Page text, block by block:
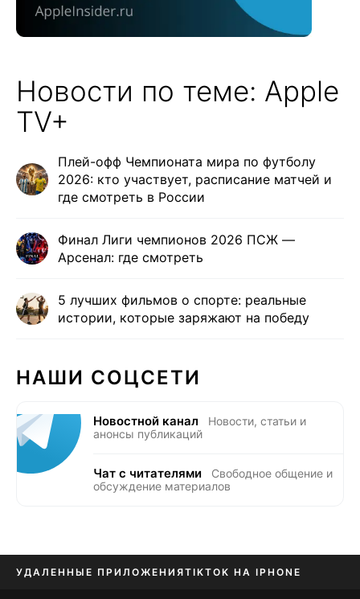
Новости по теме: Apple
TV+
Плей-офф Чемпионата мира по футболу
2026: кто участвует, расписание матчей и
где смотреть в России
Финал Лиги чемпионов 2026 ПСЖ —
Арсенал: где смотреть
5 лучших фильмов о спорте: реальные
истории, которые заряжают на победу
НАШИ СОЦСЕТИ
Новостной канал
Новости, статьи и
анонсы публикаций
Чат с читателями
Свободное общение и
обсуждение материалов
УДАЛЕННЫЕ ПРИЛОЖЕНИЯTIKTOK НА IPHONE